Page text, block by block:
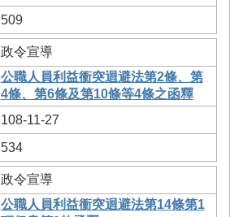
509
政令宣導
公職人員利益衝突迴避法第2條、第
4條、第6條及第10條等4條之函釋
108-11-27
534
政令宣導
公職人員利益衝突迴避法第14條第1